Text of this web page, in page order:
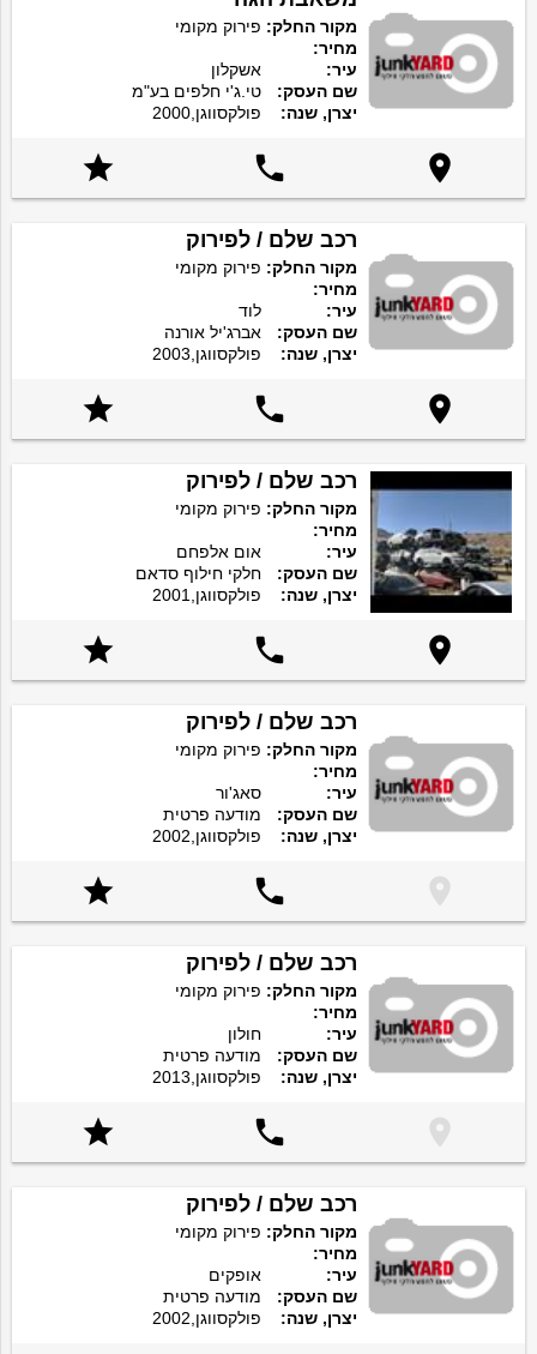
מקור החלק: פירוק מקומי
מחיר:
עיר:
אשקלון
שם העסק:
טי.ג'י חלפים בע"מ
יצרן, שנה:
פולקסווגן,2000



רכב שלם / לפירוק
מקור החלק: פירוק מקומי
מחיר:
עיר:
לוד
שם העסק:
אברג'יל אורנה
יצרן, שנה:
פולקסווגן,2003



רכב שלם / לפירוק
מקור החלק: פירוק מקומי
מחיר:
עיר:
אום אלפחם
שם העסק:
חלקי חילוף סדאם
יצרן, שנה:
פולקסווגן,2001



רכב שלם / לפירוק
מקור החלק: פירוק מקומי
מחיר:
עיר:
סאג'ור
שם העסק:
מודעה פרטית
יצרן, שנה:
פולקסווגן,2002



רכב שלם / לפירוק
מקור החלק: פירוק מקומי
מחיר:
עיר:
חולון
שם העסק:
מודעה פרטית
יצרן, שנה:
פולקסווגן,2013



רכב שלם / לפירוק
מקור החלק: פירוק מקומי
מחיר:
עיר:
אופקים
שם העסק:
מודעה פרטית
יצרן, שנה:
פולקסווגן,2002